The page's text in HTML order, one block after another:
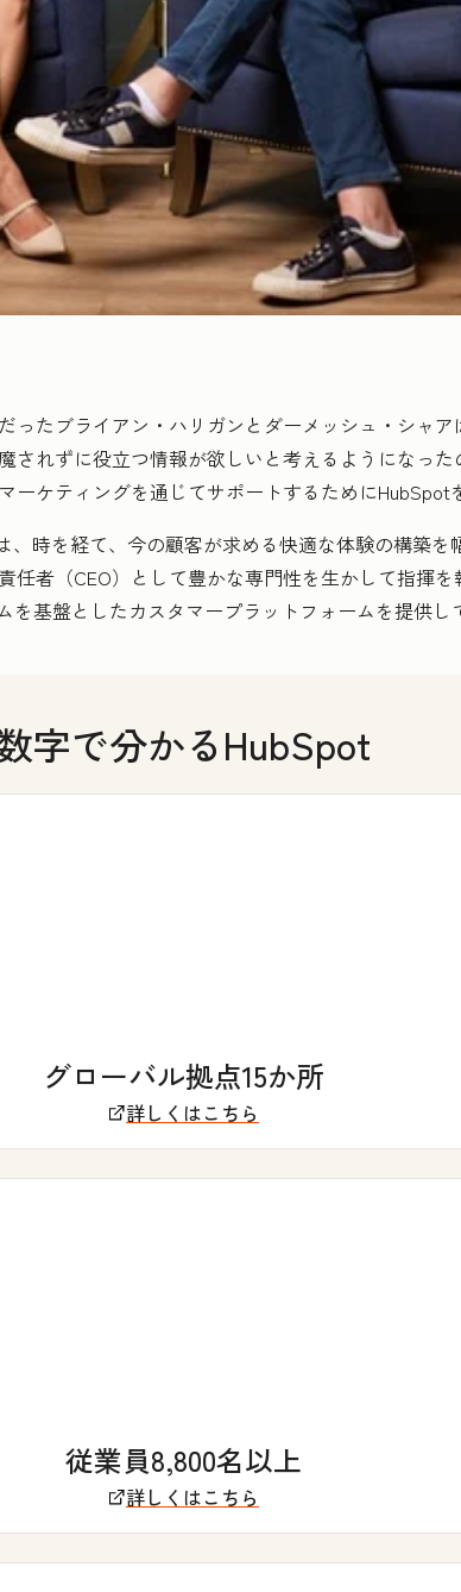
ったブライアン・ハリガンとダーメッシュ・シャ
れずに役立つ情報が欲しいと考えるようになっ
ケティングを通じてサポートするためにHubSpot
時を経て、今の顧客が求める快適な体験の構築
者（CEO）として豊かな専門性を生かして指揮
基盤としたカスタマープラットフォームを提供し
字で分かるHubSpot
グローバル拠点15か所
詳しくはこちら
従業員8,800名以上
詳しくはこちら